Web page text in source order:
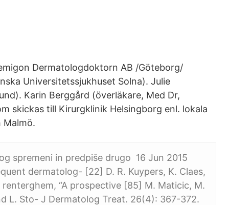
Dermatologdoktorn AB /Göteborg/
Universitetssjukhuset Solna). Julie
Karin Berggård (överläkare, Med Dr,
skickas till Kirurgklinik Helsingborg enl. lokala
Malmö.
spremeni in predpiše drugo 16 Jun 2015
dermatolog- [22] D. R. Kuypers, K. Claes,
renterghem, “A prospective [85] M. Maticic, M.
L. Sto- J Dermatolog Treat. 26(4): 367-372.